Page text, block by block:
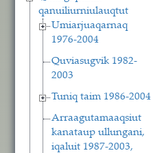
qanuiliurniulauqtut
Umiarjuaqarnaq
1976-2004
Quviasugvik 1982-
2003
Tuniq taim 1986-2004
Arraagutamaaqsiut
kanataup ullungani,
iqaluit 1987-2003,